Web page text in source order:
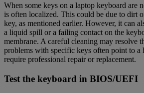
When some keys on a laptop keyboard are
is often localized. This could be due to dirt
key, as mentioned earlier. However, it can
a liquid spill or a failing contact on the
membrane. A careful cleaning may resolve
problems with specific keys often point to a
require professional repair or replacement.
Test the keyboard in BIOS/UEFI